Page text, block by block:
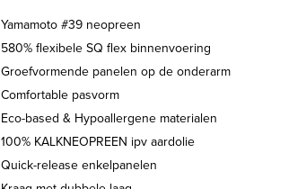
Yamamoto #39 neopreen
580% flexibele SQ flex binnenvoering
Groefvormende panelen op de onderarm
Comfortable pasvorm
Eco-based & Hypoallergene materialen
100% KALKNEOPREEN ipv aardolie
Quick-release enkelpanelen